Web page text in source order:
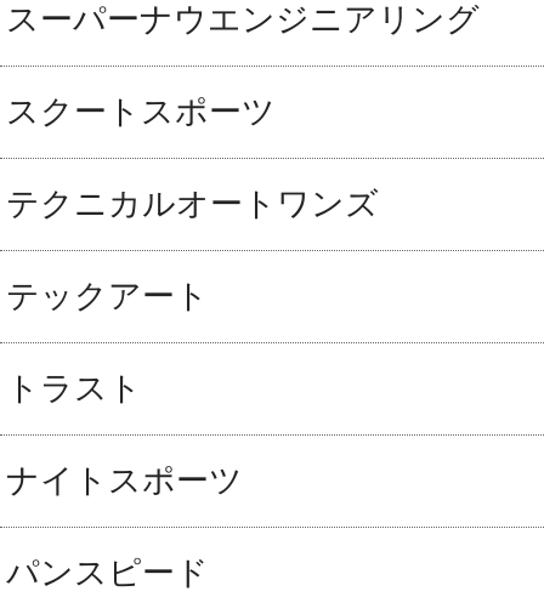
スーパーナウエンジニアリング
スクートスポーツ
テクニカルオートワンズ
テックアート
トラスト
ナイトスポーツ
パンスピード